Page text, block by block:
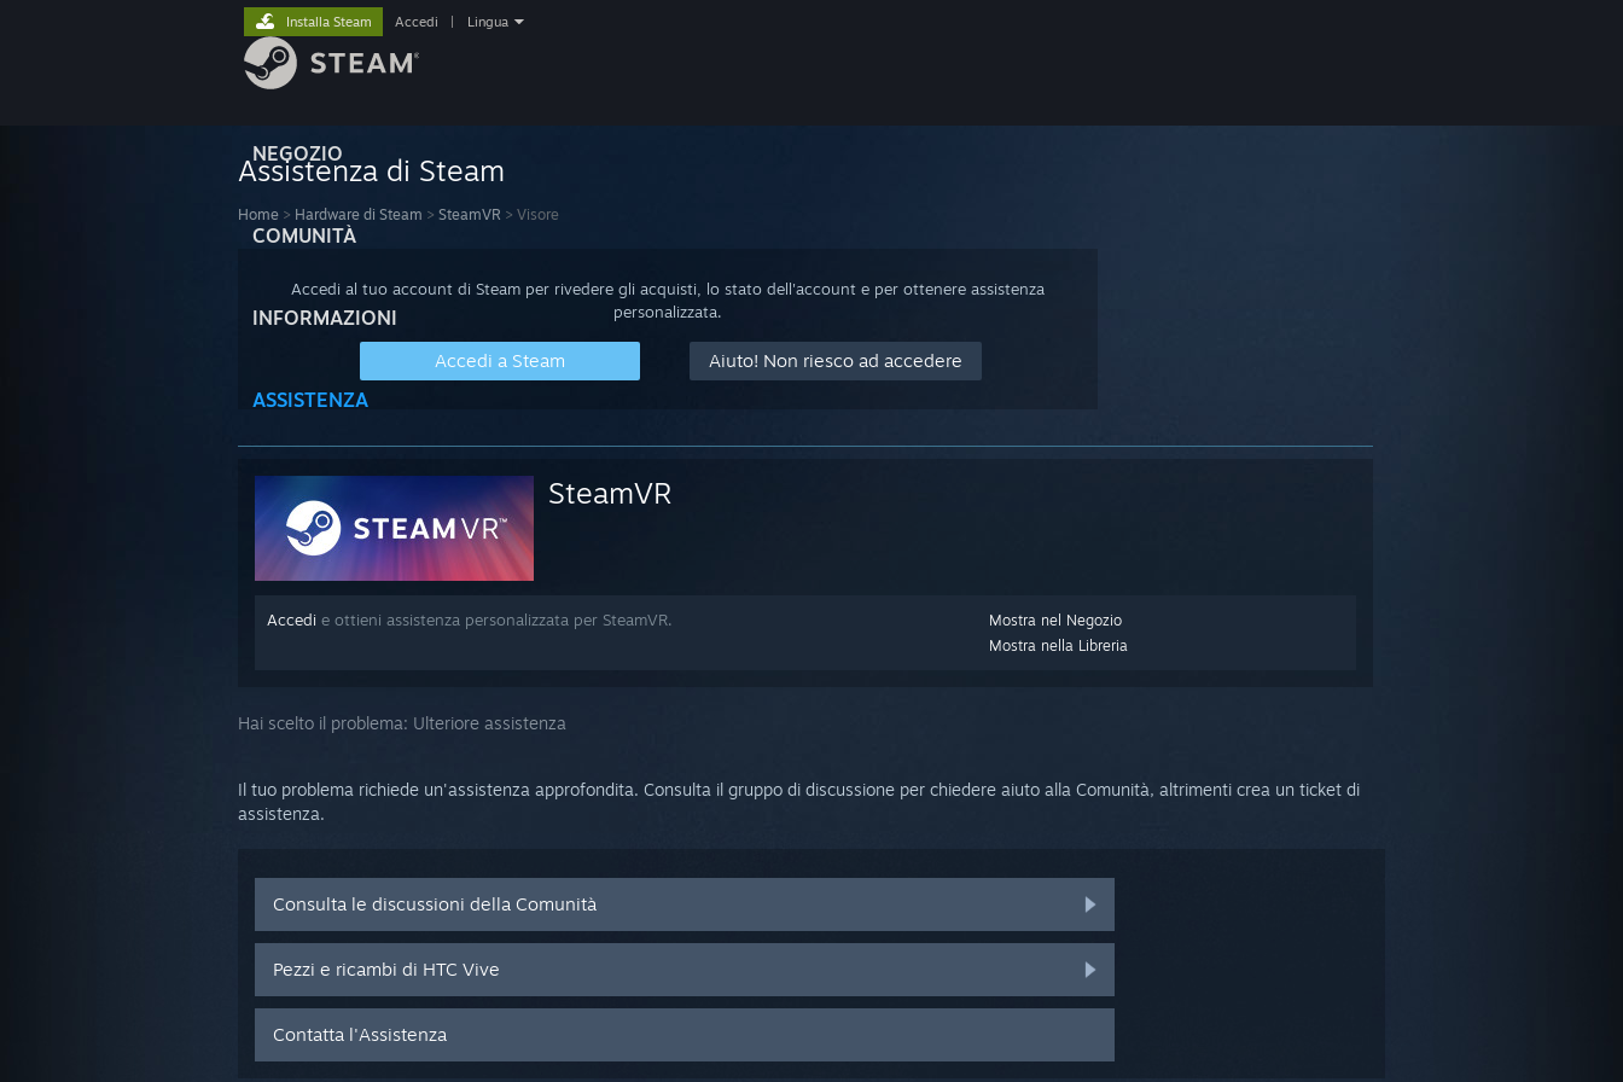
NEGOZIO
COMUNITÀ
INFORMAZIONI
ASSISTENZA
Installa Steam Accedi Lingua
Assistenza di Steam
Home > Hardware di Steam > SteamVR > Visore
Accedi al tuo account di Steam per rivedere gli acquisti, lo stato dell'account e per ottenere assistenza
personalizzata.
Accedi a Steam Aiuto! Non riesco ad accedere
SteamVR
Mostra nel Negozio
Mostra nella Libreria
Accedi e ottieni assistenza personalizzata per SteamVR.
Hai scelto il problema: Ulteriore assistenza
Il tuo problema richiede un'assistenza approfondita. Consulta il gruppo di discussione per chiedere aiuto alla Comunità, altrimenti crea un ticket di
assistenza.
Consulta le discussioni della Comunità
Pezzi e ricambi di HTC Vive
Contatta l'Assistenza